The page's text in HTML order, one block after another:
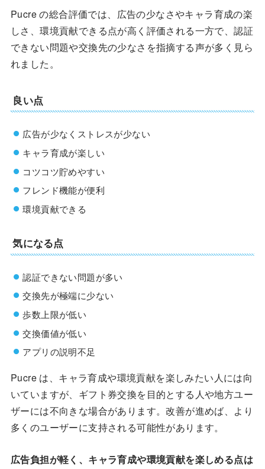
Pucre の総合評価では、広告の少なさやキャラ育成の楽
しさ、環境貢献できる点が高く評価される一方で、認証
できない問題や交換先の少なさを指摘する声が多く見ら
れました。
良い点
広告が少なくストレスが少ない
キャラ育成が楽しい
コツコツ貯めやすい
フレンド機能が便利
環境貢献できる
気になる点
認証できない問題が多い
交換先が極端に少ない
歩数上限が低い
交換価値が低い
アプリの説明不足
Pucre は、キャラ育成や環境貢献を楽しみたい人には向
いていますが、ギフト券交換を目的とする人や地方ユー
ザーには不向きな場合があります。改善が進めば、より
多くのユーザーに支持される可能性があります。
広告負担が軽く、キャラ育成や環境貢献を楽しめる点は